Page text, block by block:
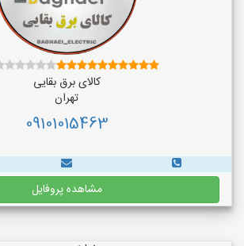
کالای برق بقایی
تهران
09101015463
مشاهده پروفایل